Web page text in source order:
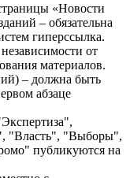
«Новости
– обязательна
гиперссылка.
от
материалов.
– должна быть
абзаце
"Власть", "Выборы",
публикуются на